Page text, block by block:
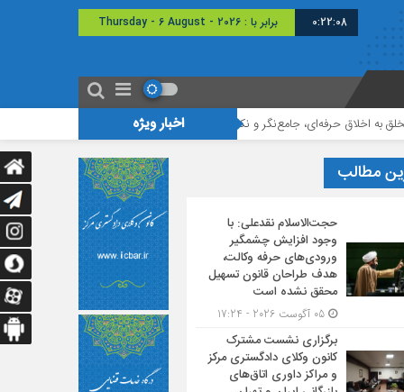
0:22:08 برابر با : Thursday - 6 August - 2026
اخبار ویژه جامع‌نگر و نکته‌بین هستند اولین دوره مسابقات مناظره تخصصی حقوقی
مطالب
حجت‌الاسلام نقدعلی: با
وجود افزایش چشمگیر
ورودی‌های حرفه وکالت،
هدف طراحان قانون تسهیل
محقق نشده است
برگزاری نشست مشترک
کانون وکلای دادگستری مرکز
و مراکز داوری اتاق‌های